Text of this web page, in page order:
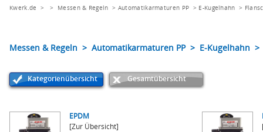
Kwerk.de > > Messen & Regeln > Automatikarmaturen PP > E-Kugelhahn >
Messen & Regeln > Automatikarmaturen PP > E-Kugelhahn >
Kategorienübersicht Gesamtübersicht
EPDM
[Zur Übersicht]